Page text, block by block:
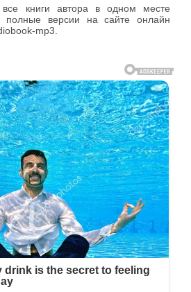
книги автора в одном месте
полные версии на сайте онлайн
mp3.